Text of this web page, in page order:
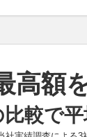
高額
較で平